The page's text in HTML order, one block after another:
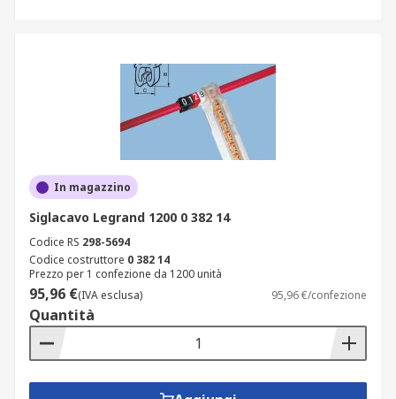
In magazzino
Siglacavo Legrand 1200 0 382 14
Codice RS 298-5694
Codice costruttore 0 382 14
Prezzo per 1 confezione da 1200 unità
95,96 €(IVA esclusa) 95,96 €/confezione
Quantità